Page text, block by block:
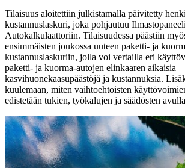
Tilaisuus aloitettiin julkistamalla päivitetty
kustannuslaskuri, joka pohjautuu
Autokalkulaattoriin. Tilaisuudessa päästiin
ensimmäisten joukossa uuteen paketti- ja
kustannuslaskuriin, jolla voi vertailla eri
paketti- ja kuorma-autojen elinkaaren aikaisia
kasvihuonekaasupäästöjä ja kustannuksia.
kuulemaan, miten vaihtoehtoisten
edistetään tukien, työkalujen ja säädösten